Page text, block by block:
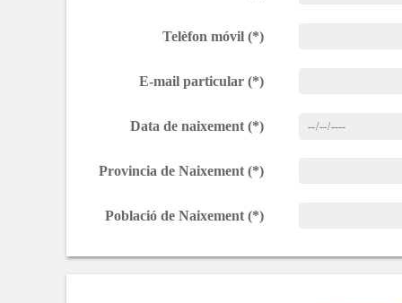
Telèfon móvil (*)
E-mail particular (*)
Data de naixement (*)
Provincia de Naixement (*)
Població de Naixement (*)